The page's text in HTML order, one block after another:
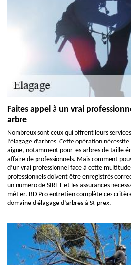
Faites appel à un vrai
arbre
Nombreux sont ceux qui offrent leurs
l’élagage d’arbres. Cette opération
aiguë, notamment pour les arbres de taille
affaire de professionnels. Mais comment
d’un vrai professionnel face à cette
professionnels doivent être enregistrés
un numéro de SIRET et les assurances
métier. BD Pro entretien complète ces
domaine d’élagage d’arbres à St-prex.